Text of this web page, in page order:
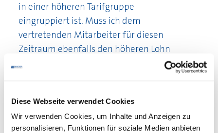
Diese Webseite verwendet Cookies
Wir verwenden Cookies, um Inhalte und Anzeigen zu
personalisieren, Funktionen für soziale Medien anbieten
in einer höheren Tarifgruppe
eingruppiert ist. Muss ich dem
vertretenden Mitarbeiter für diesen
Zeitraum ebenfalls den höheren Lohn
zahlen?
Entgelttarifvertrag das Urlaubsgeld bzw.
die Jahressondervergütung?